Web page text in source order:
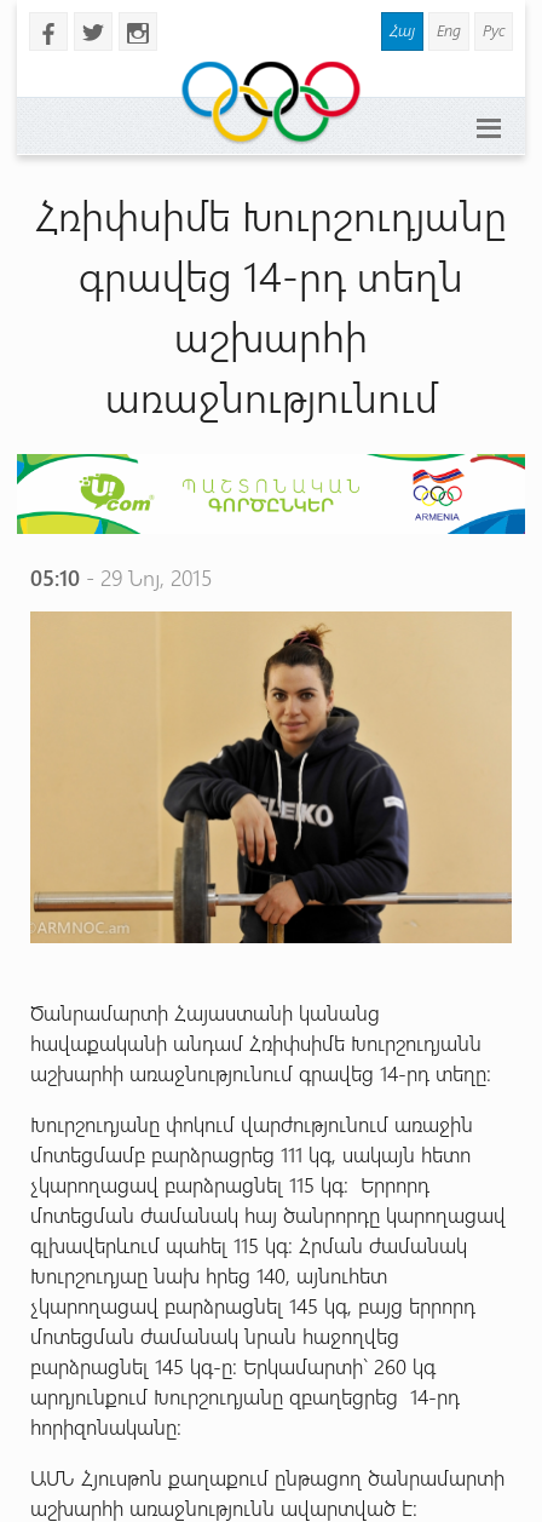
b a x Հայ Eng Рус
Հռիփսիմե Խուրշուդյանը
գրավեց 14-րդ տեղն
աշխարհի
առաջնությունում
05:10- 29 Նոյ, 2015
Ծանրամարտի Հայաստանի կանանց
հավաքականի անդամ Հռիփսիմե Խուրշուդյանն
աշխարհի առաջնությունում գրավեց 14-րդ տեղը:
Խուրշուդյանը փոկում վարժությունում առաջին
մոտեցմամբ բարձրացրեց 111 կգ, սակայն հետո
չկարողացավ բարձրացնել 115 կգ: Երրորդ
մոտեցման ժամանակ հայ ծանրորդը կարողացավ
գլխավերևում պահել 115 կգ: Հրման ժամանակ
Խուրշուդյաը նախ հրեց 140, այնուհետ
չկարողացավ բարձրացնել 145 կգ, բայց երրորդ
մոտեցման ժամանակ նրան հաջողվեց
բարձրացնել 145 կգ-ը: Երկամարտի` 260 կգ
արդյունքում Խուրշուդյանը զբաղեցրեց 14-րդ
հորիզոնականը:
ԱՄՆ Հյուսթոն քաղաքում ընթացող ծանրամարտի
աշխարհի առաջնությունն ավարտված է: